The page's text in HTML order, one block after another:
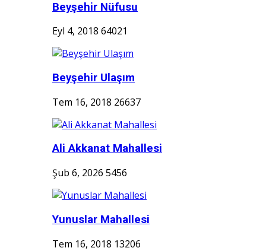
Beyşehir Nüfusu
Eyl 4, 2018 64021
Beyşehir Ulaşım
Tem 16, 2018 26637
Ali Akkanat Mahallesi
Şub 6, 2026 5456
Yunuslar Mahallesi
Tem 16, 2018 13206